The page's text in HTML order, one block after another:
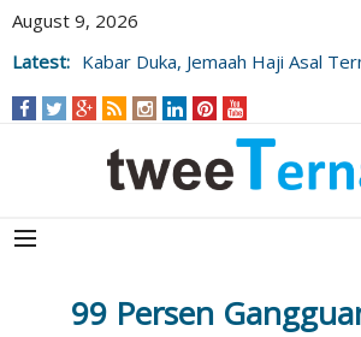
August 9, 2026
Latest: Kabar Duka, Jemaah Haji Asal
99 Persen